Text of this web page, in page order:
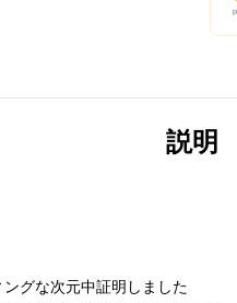
説明
グな次元中証明しました